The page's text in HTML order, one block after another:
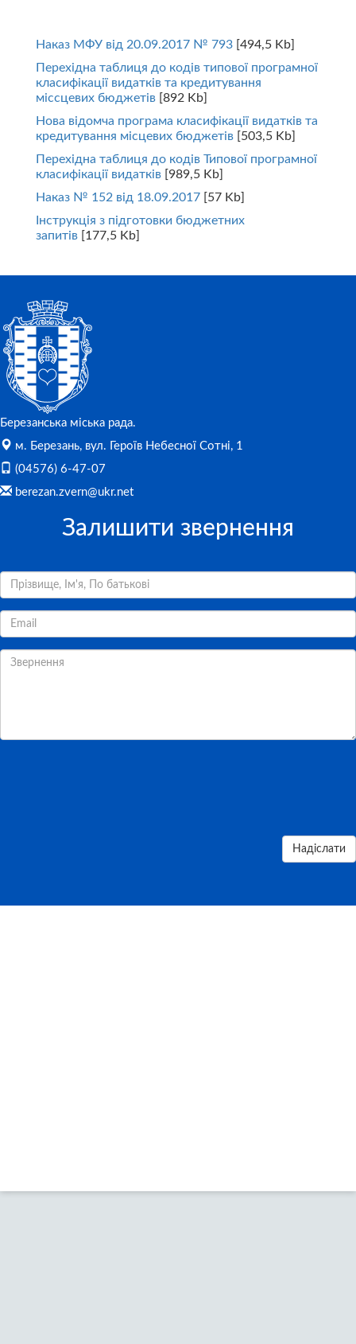
Наказ МФУ від 20.09.2017 № 793 [494,5 Kb]
Перехідна таблиця до кодів типової програмної
класифікації видатків та кредитування
міссцевих бюджетів [892 Kb]
Нова відомча програма класифікації видатків та
кредитування місцевих бюджетів [503,5 Kb]
Перехідна таблиця до кодів Типової програмної
класифікації видатків [989,5 Kb]
Наказ № 152 від 18.09.2017 [57 Kb]
Інструкція з підготовки бюджетних
запитів [177,5 Kb]
Березанська міська рада.
м. Березань, вул. Героїв Небесної Сотні, 1
(04576) 6-47-07
berezan.zvern@ukr.net
Залишити звернення
Надіслати